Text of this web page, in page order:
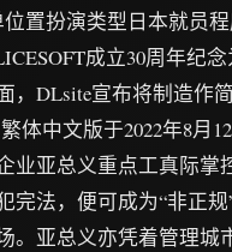
置扮演类型日本就员
成立30周年纪
，DLsite宣布将制造作
体中文版于2022年8月
业亚总义重点工真际掌
完法，便可成为“非正
。亚总义亦凭着管理城